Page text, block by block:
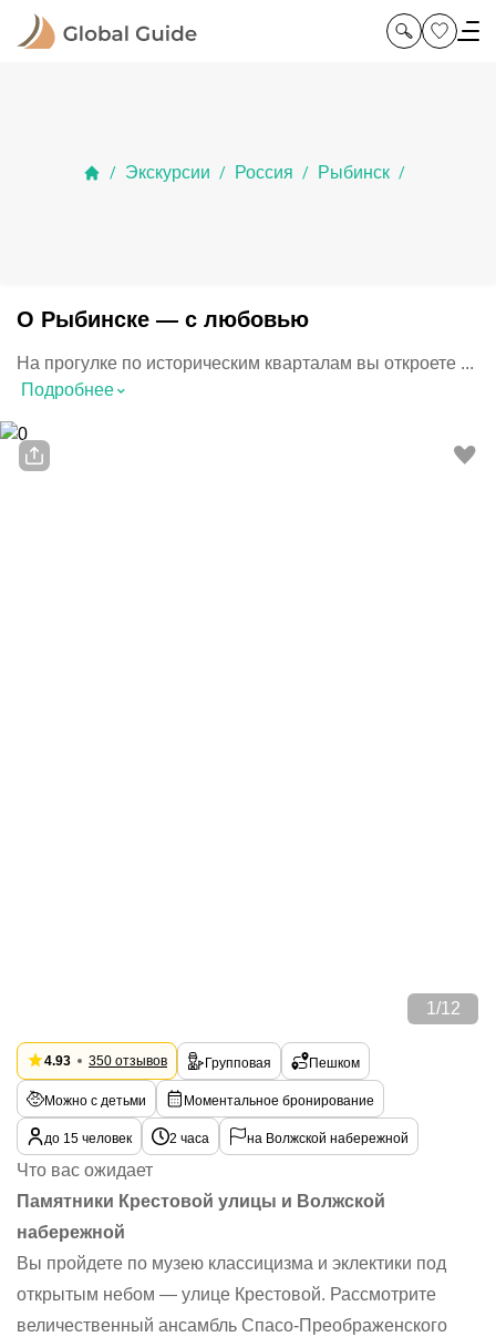
/ Экскурсии / Россия / Рыбинск /
О Рыбинске — с любовью
На прогулке по историческим кварталам вы откроете ...
Подробнее⌃
1 /12
4.93 350 отзывов Групповая Пешком
Можно с детьми Моментальное бронирование
до 15 человек 2 часа на Волжской набережной
Что вас ожидает
Памятники Крестовой улицы и Волжской
набережной
Вы пройдете по музею классицизма и эклектики под
открытым небом — улице Крестовой. Рассмотрите
величественный ансамбль Спасо-Преображенского